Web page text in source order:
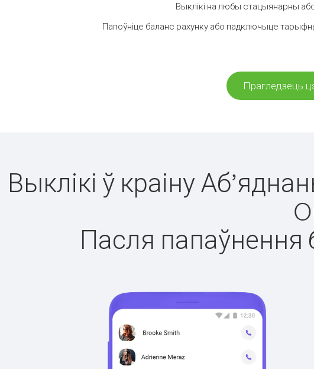
Выклікі на любы стацыянарны
Папоўніце баланс рахунку або падключыце
Прагледзець
Выклікі ў краіну
Пасля папаўнення